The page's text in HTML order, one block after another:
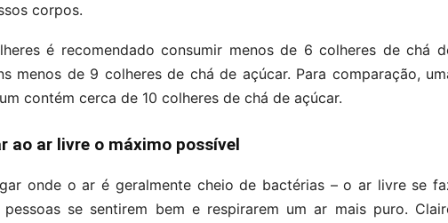
corpos.
é recomendado consumir menos de 6 colheres de chá
menos de 9 colheres de chá de açúcar. Para comparação,
contém cerca de 10 colheres de chá de açúcar.
ao ar livre o máximo possível
onde o ar é geralmente cheio de bactérias – o ar livre se
se sentirem bem e respirarem um ar mais puro.